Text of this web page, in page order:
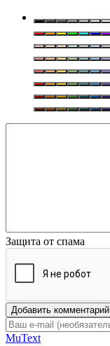
Защита от спама
Добавить комментарий
MuText